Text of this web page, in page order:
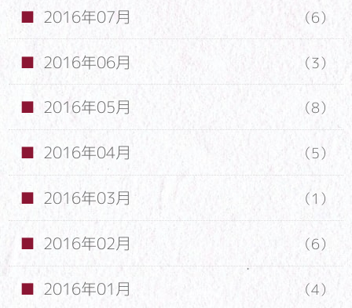
2016年07月 （6）
2016年06月 （3）
2016年05月 （8）
2016年04月 （5）
2016年03月 （1）
2016年02月 （6）
2016年01月 （4）